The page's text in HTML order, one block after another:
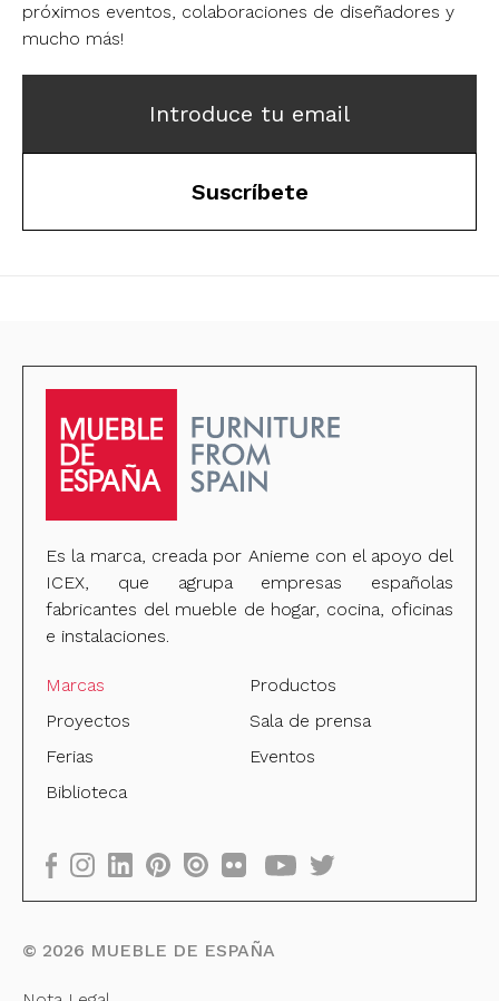
próximos eventos, colaboraciones de diseñadores y
mucho más!
Introduce tu email
Suscríbete
Es la marca, creada por Anieme con el apoyo del
ICEX, que agrupa empresas españolas
fabricantes del mueble de hogar, cocina, oficinas
e instalaciones.
Marcas
Productos
Proyectos
Sala de prensa
Ferias
Eventos
Biblioteca
© 2026 MUEBLE DE ESPAÑA